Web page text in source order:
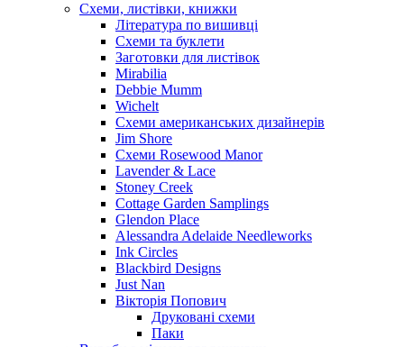
Схеми, листівки, книжки
Література по вишивці
Схеми та буклети
Заготовки для листівок
Mirabilia
Debbie Mumm
Wichelt
Схеми американських дизайнерів
Jim Shore
Cхеми Rosewood Manor
Lavender & Lace
Stoney Creek
Cottage Garden Samplings
Glendon Place
Alessandra Adelaide Needleworks
Ink Circles
Blackbird Designs
Just Nan
Вікторія Попович
Друковані схеми
Паки